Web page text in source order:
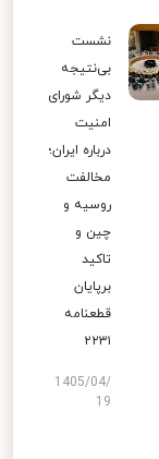
نشست
بی‌نتیجه
دیگر شورای
امنیت
درباره ایران؛
مخالفت
روسیه و
چین و
تاکید
برپایان
قطعنامه
۲۲۳۱
1405/04/
19